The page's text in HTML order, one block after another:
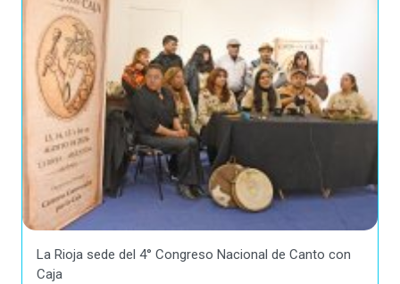
La Rioja sede del 4° Congreso Nacional de Canto con
Caja